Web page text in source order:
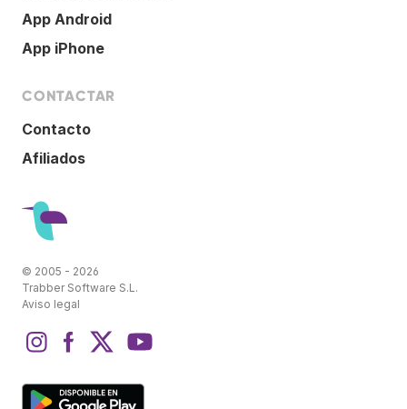
App Android
App iPhone
CONTACTAR
Contacto
Afiliados
© 2005 - 2026
Trabber Software S.L.
Aviso legal